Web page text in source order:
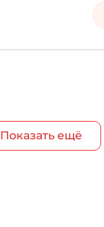
Показать ещё